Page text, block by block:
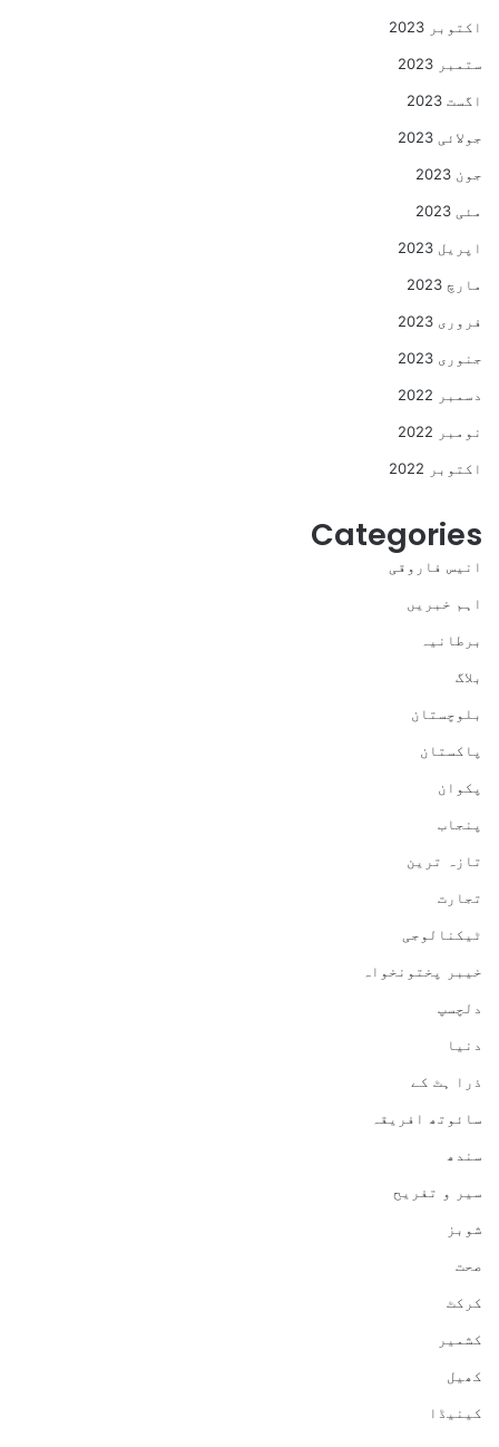
اکتوبر 2023
ستمبر 2023
اگست 2023
جولائی 2023
جون 2023
مئی 2023
اپریل 2023
مارچ 2023
فروری 2023
جنوری 2023
دسمبر 2022
نومبر 2022
اکتوبر 2022
Categories
انیس فاروقی
اہم خبریں
برطانیہ
بلاگ
بلوچستان
پاکستان
پکوان
پنجاب
تازہ ترین
تجارت
ٹیکنالوجی
خیبر پختونخواہ
دلچسپ
دنیا
ذرا ہٹ کے
سائوتھ افریقہ
سندھ
سیر و تفریح
شوبز
صحت
کرکٹ
کشمیر
کھیل
کینیڈا